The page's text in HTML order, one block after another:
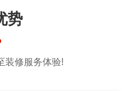
势
装修服务体验!